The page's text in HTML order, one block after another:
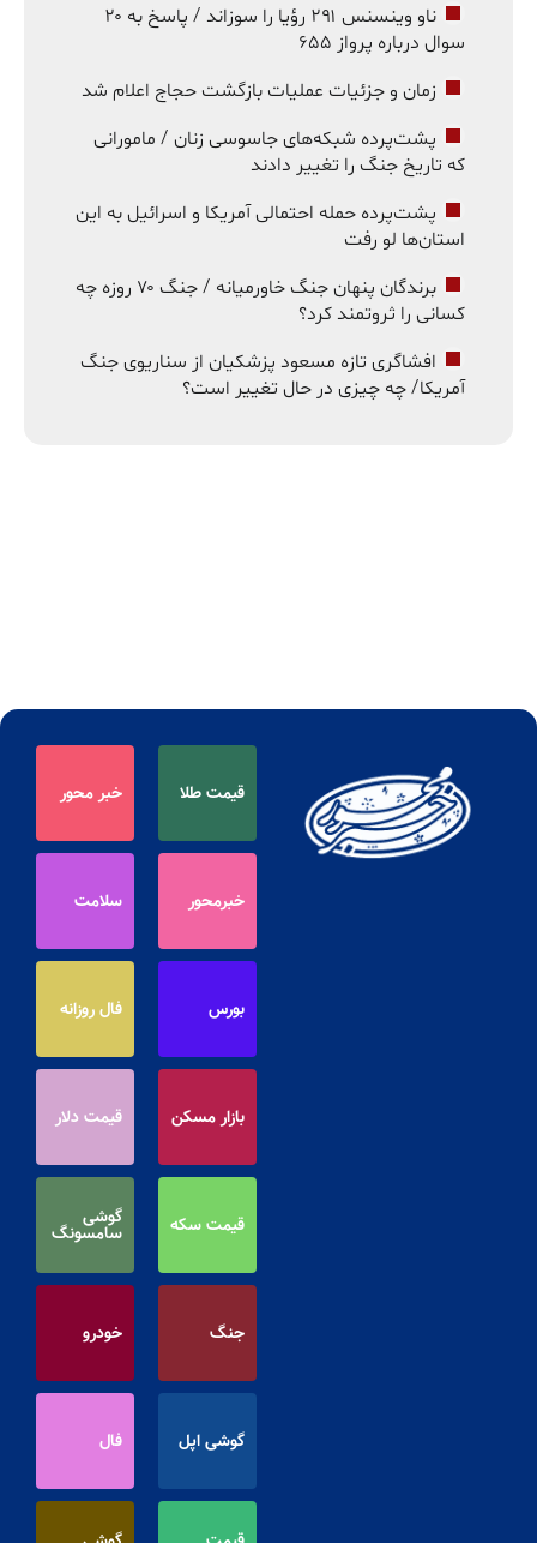
ناو وینسنس ۲۹۱ رؤیا را سوزاند / پاسخ به ۲۰
سوال درباره پرواز ۶۵۵
زمان و جزئیات عملیات بازگشت حجاج اعلام شد
پشت‌پرده شبکه‌های جاسوسی زنان / مامورانی
که تاریخ جنگ را تغییر دادند
پشت‌پرده حمله احتمالی آمریکا و اسرائیل به این
استان‌ها لو رفت
برندگان پنهان جنگ خاورمیانه / جنگ ۷۰ روزه چه
کسانی را ثروتمند کرد؟
افشاگری تازه مسعود پزشکیان از سناریوی جنگ
آمریکا/ چه چیزی در حال تغییر است؟
قیمت طلا خبر محور
خبرمحور سلامت
بورس فال روزانه
بازار مسکن قیمت دلار
قیمت سکه گوشی
سامسونگ
جنگ خودرو
گوشی اپل فال